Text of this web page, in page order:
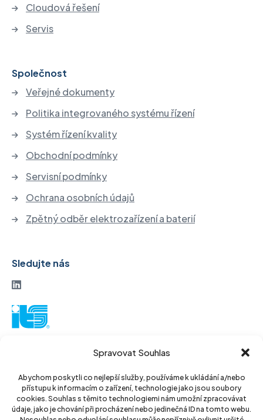
Spravovat Souhlas
Abychom poskytli co nejlepší služby, používáme k ukládání a/nebo
přístupu k informacím o zařízení, technologie jako jsou soubory
cookies. Souhlas s těmito technologiemi nám umožní zpracovávat
údaje, jako je chování při procházení nebo jedinečná ID na tomto webu.
Cloudová řešení
Servis
Společnost
Veřejné dokumenty
Politika integrovaného systému řízení
Systém řízení kvality
Obchodní podmínky
Servisní podmínky
Ochrana osobních údajů
Zpětný odběr elektrozařízení a baterií
Sledujte nás
130 52 Praha3
Czech Republic